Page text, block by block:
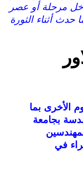
مرحلة أو عصر
أثناء الثورة
الأخرى بما
بجامعة
في